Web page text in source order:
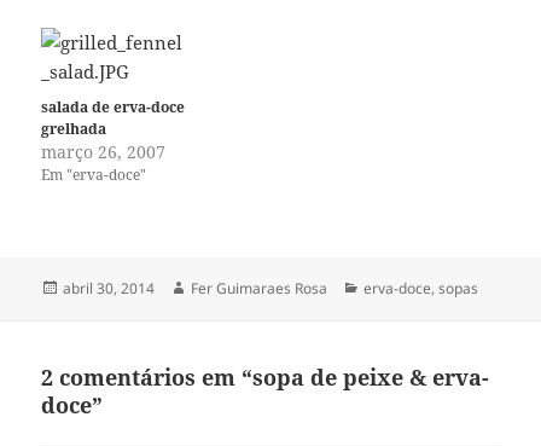
salada de erva-doce
grelhada
março 26, 2007
Em "erva-doce"
Publicado
abril 30, 2014 Autor
Fer Guimaraes Rosa Categorias
erva-doce,sopas
2 comentários em “sopa de peixe & erva-
doce”